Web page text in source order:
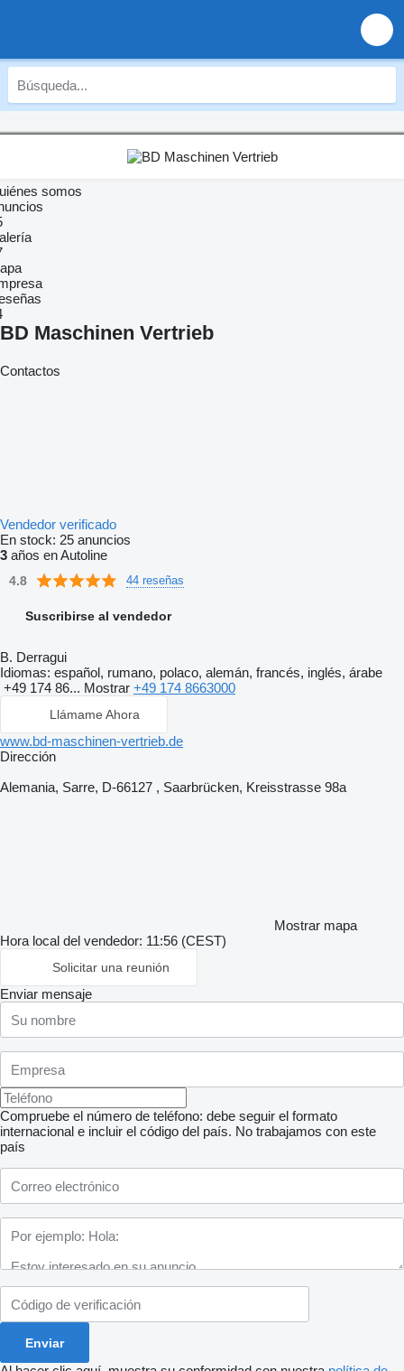
somos
BD Maschinen Vertrieb
Contactos
Vendedor verificado
En stock: 25 anuncios
3 años en Autoline
4.8 44 reseñas
Suscribirse al vendedor
B. Derragui
Idiomas: español, rumano, polaco, alemán, francés, inglés, árabe
+49 174 86... Mostrar +49 174 8663000
Llámame Ahora
www.bd-maschinen-vertrieb.de
Dirección
Alemania, Sarre, D-66127 , Saarbrücken, Kreisstrasse 98a
Mostrar mapa
Hora local del vendedor: 11:56 (CEST)
Solicitar una reunión
Enviar mensaje
Compruebe el número de teléfono: debe seguir el formato
internacional e incluir el código del país. No trabajamos con este
país